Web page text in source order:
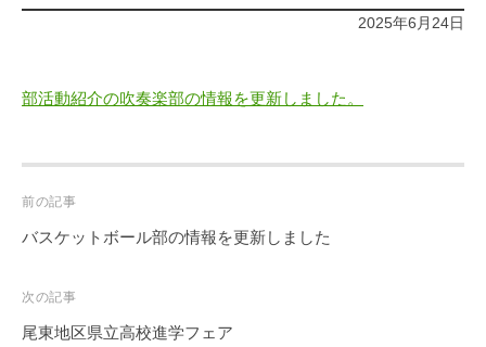
2025年6月24日
部活動紹介の吹奏楽部の情報を更新しました。
Post
navigation
前の記事
バスケットボール部の情報を更新しました
次の記事
尾東地区県立高校進学フェア